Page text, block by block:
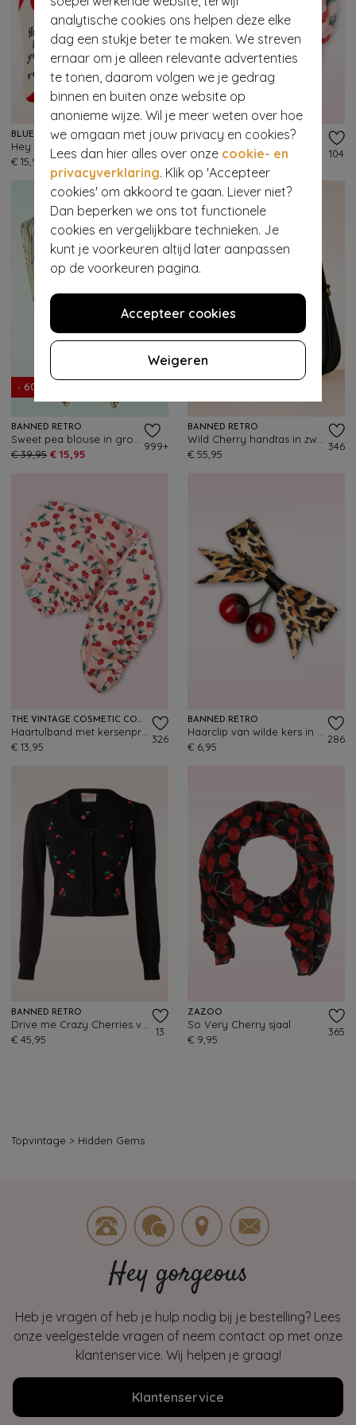
analytische cookies ons helpen deze elke
dag een stukje beter te maken. We streven
ernaar om je alleen relevante advertenties
te tonen, daarom volgen we je gedrag
binnen en buiten onze website op
anonieme wijze. Wil je meer weten over hoe
we omgaan met jouw privacy en cookies?
Lees dan hier alles over onze cookie- en
privacyverklaring. Klik op 'Accepteer
cookies' om akkoord te gaan. Liever niet?
Dan beperken we ons tot functionele
cookies en vergelijkbare technieken. Je
kunt je voorkeuren altijd later aanpassen
op de voorkeuren pagina.
Accepteer cookies
Weigeren
BLUE Q
Hey Girl! enkelsokken
€ 15,95
226
€ 10,95
104
- 60%
BANNED RETRO
€ 39,95 € 15,95
999+
BANNED RETRO
€ 55,95
346
THE VINTAGE COSMETIC COMPANY
€ 13,95
326
BANNED RETRO
€ 6,95
286
BANNED RETRO
€ 45,95
13
ZAZOO
So Very Cherry sjaal
€ 9,95
365
Topvintage > Hidden Gems
Hey gorgeous
Heb je vragen of heb je hulp nodig bij je bestelling? Lees
onze veelgestelde vragen of neem contact op met onze
klantenservice. Wij helpen je graag!
Klantenservice